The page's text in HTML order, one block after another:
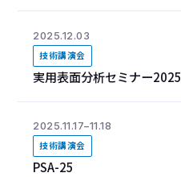
2025.12.03
技術講演会
実用表面分析セミナー2025
2025.11.17–11.18
技術講演会
PSA-25